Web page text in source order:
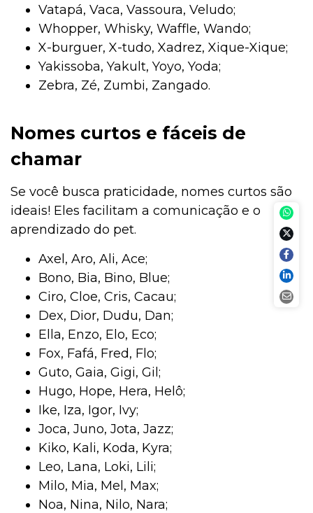
Vatapá, Vaca, Vassoura, Veludo;
Whopper, Whisky, Waffle, Wando;
X-burguer, X-tudo, Xadrez, Xique-Xique;
Yakissoba, Yakult, Yoyo, Yoda;
Zebra, Zé, Zumbi, Zangado.
Nomes curtos e fáceis de
chamar
Se você busca praticidade, nomes curtos são
ideais! Eles facilitam a comunicação e o
aprendizado do pet.
Axel, Aro, Ali, Ace;
Bono, Bia, Bino, Blue;
Ciro, Cloe, Cris, Cacau;
Dex, Dior, Dudu, Dan;
Ella, Enzo, Elo, Eco;
Fox, Fafá, Fred, Flo;
Guto, Gaia, Gigi, Gil;
Hugo, Hope, Hera, Helô;
Ike, Iza, Igor, Ivy;
Joca, Juno, Jota, Jazz;
Kiko, Kali, Koda, Kyra;
Leo, Lana, Loki, Lili;
Milo, Mia, Mel, Max;
Noa, Nina, Nilo, Nara;